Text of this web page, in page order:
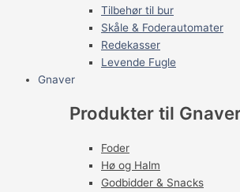
Tilbehør til bur
Skåle & Foderautomater
Redekasser
Levende Fugle
Gnaver
Produkter til
Foder
Hø og Halm
Godbidder & Snacks